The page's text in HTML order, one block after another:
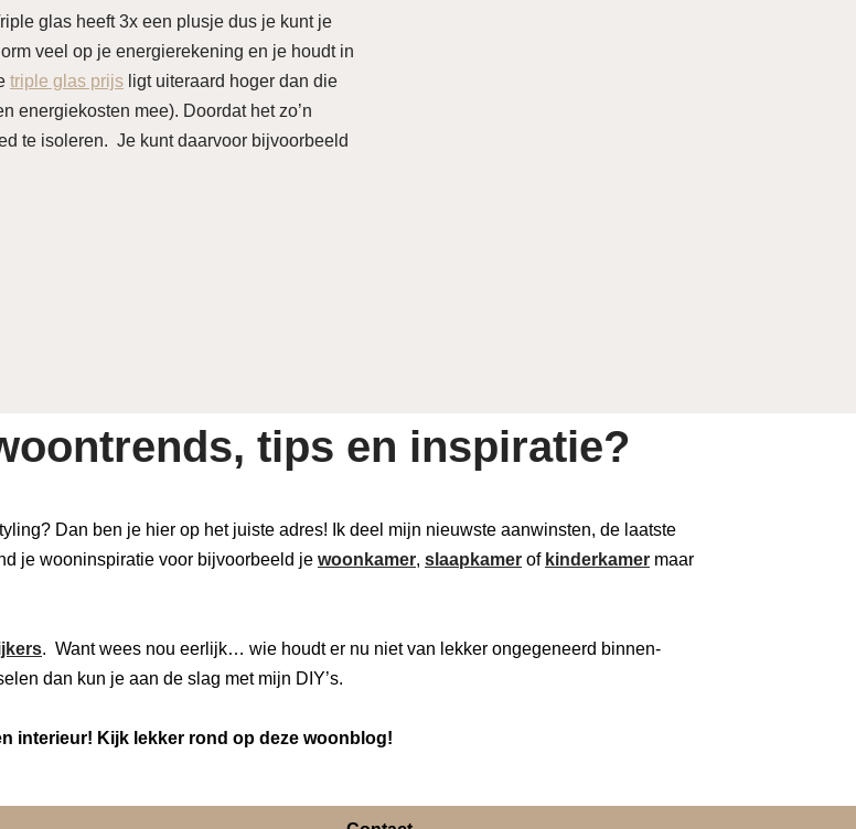
glas heeft 3x een plusje dus je kunt je
veel op je energierekening en je houdt in
triple glas prijs ligt uiteraard hoger dan die
energiekosten mee). Doordat het zo’n
te isoleren. Je kunt daarvoor bijvoorbeeld
tips en inspiratie?
Dan ben je hier op het juiste adres! Ik deel mijn nieuwste aanwinsten, de laatste
je wooninspiratie voor bijvoorbeeld je woonkamer, slaapkamer of kinderkamer maar
. Want wees nou eerlijk… wie houdt er nu niet van lekker ongegeneerd binnen-
dan kun je aan de slag met mijn DIY’s.
interieur! Kijk lekker rond op deze woonblog!